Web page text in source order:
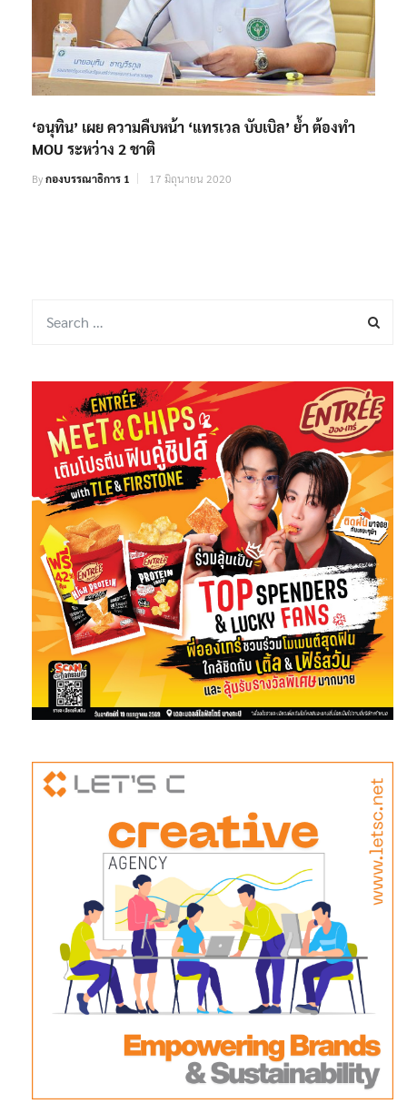
‘อนุทิน’ เผย ความคืบหน้า ‘แทรเวล บับเบิล’ ย้ำ ต้องทำ
MOU ระหว่าง 2 ชาติ
Byกองบรรณาธิการ 1 17 มิถุนายน 2020